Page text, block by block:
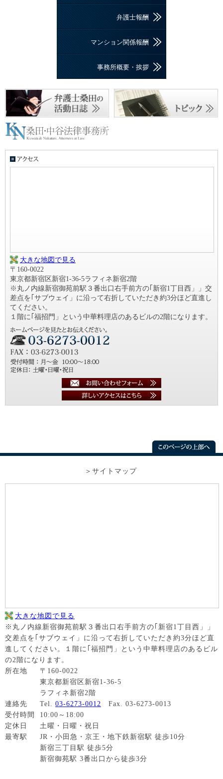
弁護士報酬
マンション関係報酬
事務所概要・挨拶
大きな地図で見る
〒160-0022
東京都新宿区新宿1-36-5ラフィネ新宿2階
※丸ノ内線新宿御苑前駅３番出口右手前方の｢新宿1丁目西」」交
差点を｢サブウェイ」に沿って右折していただき約3分ほど直進し
てください。
１階に｢福招門」という中華料理店のあるビルの2階になります。
サイトマップ
大きな地図で見る
※丸ノ内線新宿御苑前駅３番出口右手前方の｢新宿1丁目西」」
交差点を｢サブウェイ」に沿って右折していただき約3分ほど直
進してください。１階に｢福招門」という中華料理店のあるビル
の2階になります。
所在地
〒160-0022
東京都新宿区新宿1-36-5
ラフィネ新宿2階
連絡先
Tel. 03-6273-0012
Fax. 03-6273-0013
受付時間
10:00～18:00
定休日
土曜・日曜・祝日
最寄駅
JR・小田急・京王・地下鉄新宿駅 徒歩10分
新宿三丁目駅 徒歩5分
新宿御苑駅 3番出口から徒歩3分